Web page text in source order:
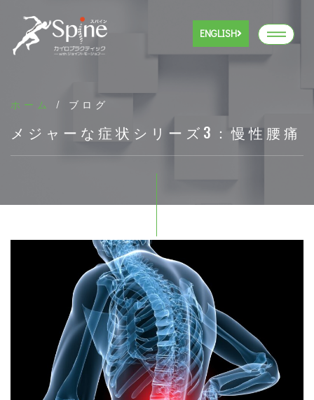
ENGLISH
ホーム / ブログ
メジャーな症状シリーズ3：慢性腰痛